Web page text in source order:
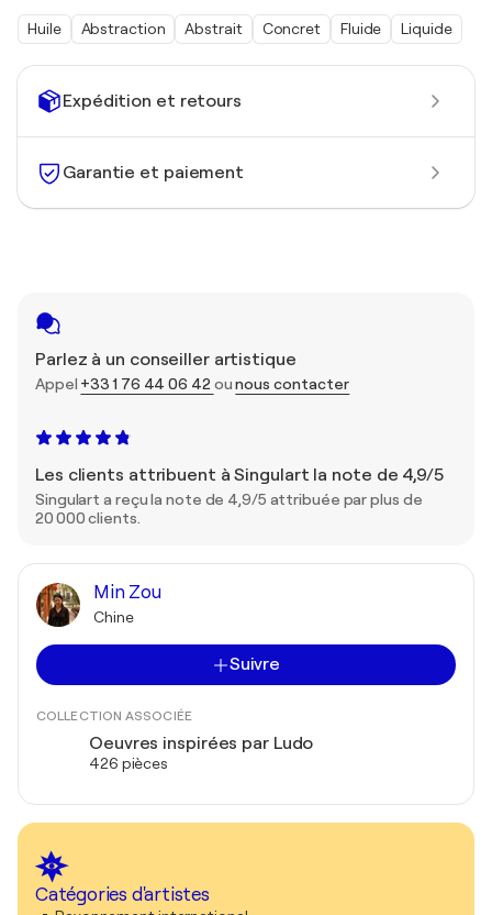
Expédition et retours
Garantie et paiement
Parlez à un conseiller artistique
Appel +33 1 76 44 06 42 ounous contacter
Les clients attribuent à Singulart la note de 4,9/5
Singulart a reçu la note de 4,9/5 attribuée par plus de
20 000 clients.
Min Zou
Chine
Suivre
COLLECTION ASSOCIÉE
Oeuvres inspirées par Ludo
426 pièces
Catégories d'artistes
Huile Abstraction Abstrait Concret Fluide Liquide